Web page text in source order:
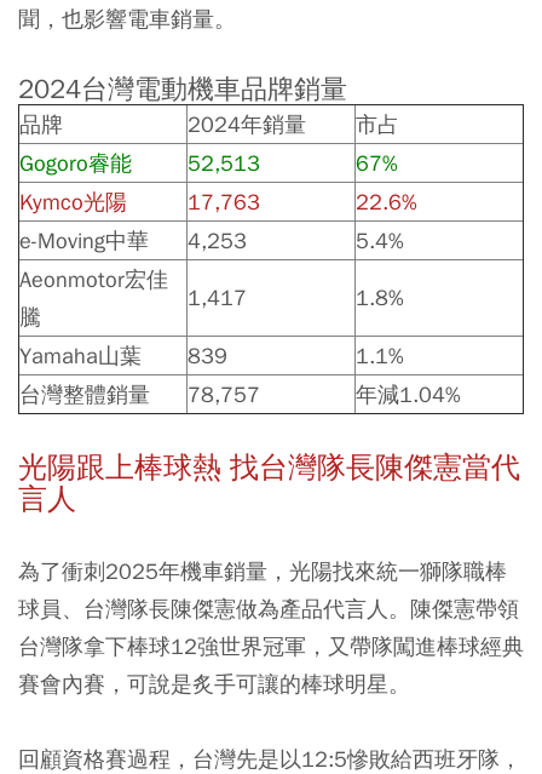
聞，也影響電車銷量。
2024台灣電動機車品牌銷量
品牌 2024年銷量
市占
Gogoro睿能
52,513
67%
Kymco光陽
17,763
22.6%
e-Moving中華
4,253
5.4%
Aeonmotor宏佳
騰
1,417 1.8%
Yamaha山葉 839
1.1%
台灣整體銷量
78,757 年減1.04%
光陽跟上棒球熱 找台灣隊長陳傑憲當代
言人
為了衝刺2025年機車銷量，光陽找來統一獅隊職棒
球員、台灣隊長陳傑憲做為產品代言人。陳傑憲帶領
台灣隊拿下棒球12強世界冠軍，又帶隊闖進棒球經典
賽會內賽，可說是炙手可讓的棒球明星。
回顧資格賽過程，台灣先是以12:5慘敗給西班牙隊，